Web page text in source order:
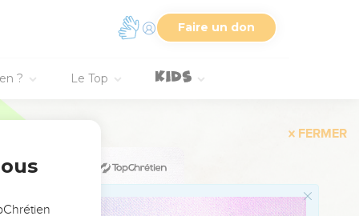
Faire un don
? Le Top
l’amour véritable,
étale sa sottise.